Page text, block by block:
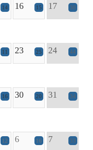
14 16 15 17 30
11 23 25 24 44
16 30 20 31 34
12 6 16 7 33